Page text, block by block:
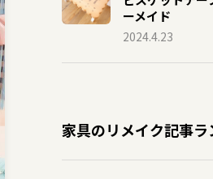
ーメイド
2024.4.23
家具のリメイク記事ラ